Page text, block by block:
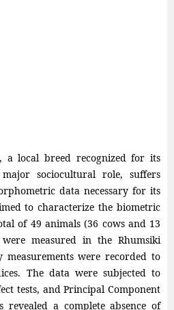
a local breed recognized for its
sociocultural role, suffers
data necessary for its
to characterize the biometric
of 49 animals (36 cows and 13
measured in the Rhumsiki
measurements were recorded to
The data were subjected to
tests, and Principal Component
revealed a complete absence of